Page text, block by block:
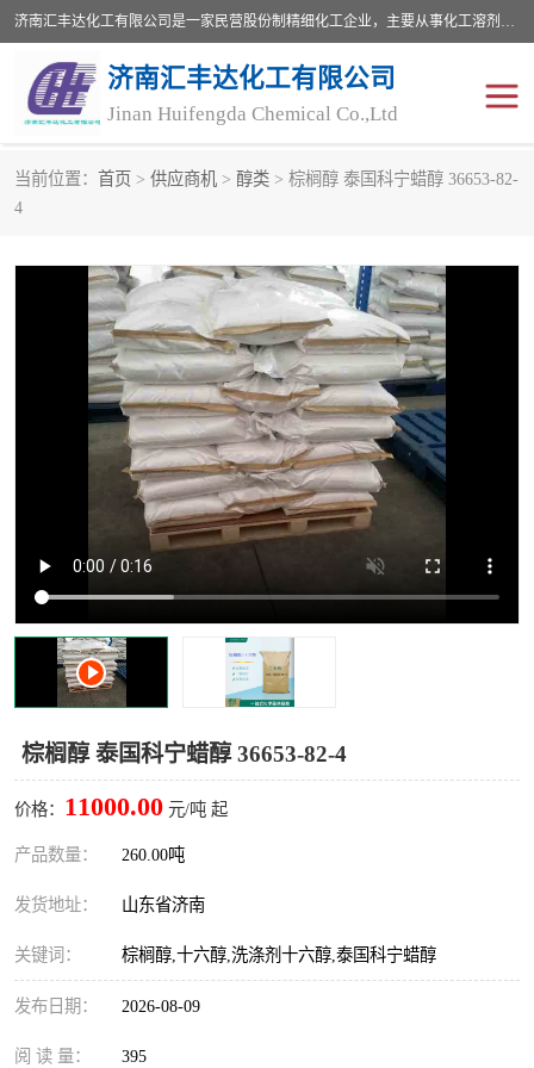
济南汇丰达化工有限公司是一家民营股份制精细化工企业，主要从事化工溶剂、药用辅料、合成中间体等深加工产品的研制开发、生产、销售和进出口贸易。主营产品：环氧丙烷，十二烷基苯，甲基磺酸，磺酸，DMF，DMAC，甘油，苯甲醇，乙酰氯，甲基丙烯酸，甲基丙烯酸甲酯，叔丁醇，异辛酸，二乙烯三胺，一乙，二乙‎，三乙醇胺，原乙酸三甲酯等化工产品及中间体。欢迎各界朋友洽谈咨询业务。
济南汇丰达化工有限公司
Jinan Huifengda Chemical Co.,Ltd
当前位置： 首页 > 供应商机 > 醇类 > 棕榈醇 泰国科宁蜡醇 36653-82-
4
棕榈醇 泰国科宁蜡醇 36653-82-4
价格： 11000.00 元/吨 起
产品数量： 260.00吨
发货地址： 山东省济南
关键词： 棕榈醇,十六醇,洗涤剂十六醇,泰国科宁蜡醇
发布日期： 2026-08-09
阅 读 量： 395